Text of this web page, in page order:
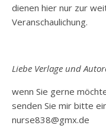
dienen hier nur zur
Veranschaulichung.
Liebe Verlage und
wenn Sie gerne
senden Sie mir bitte
nurse838@gmx.de